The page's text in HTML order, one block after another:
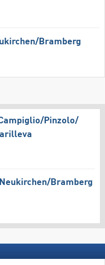
​Bramberg
​Pinzolo/​
​Bramberg